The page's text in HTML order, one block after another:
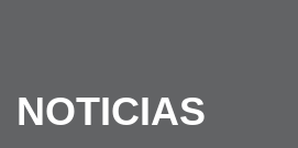
NOTICIAS